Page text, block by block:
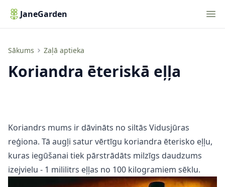
JaneGarden
Sākums Zaļā aptieka
Koriandra ēteriskā eļļa
Koriandra ēteriskā eļļa
Koriandrs mums ir dāvināts no siltās Vidusjūras
reģiona. Tā augļi satur vērtīgu koriandra ēterisko eļļu,
kuras iegūšanai tiek pārstrādāts milzīgs daudzums
izejvielu - 1 mililitrs eļļas no 100 kilogramiem sēklu.